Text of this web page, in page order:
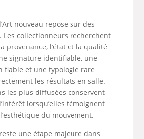
nouveau repose sur des
Les collectionneurs recherchent
provenance, l’état et la qualité
signature identifiable, une
fiable et une typologie rare
les résultats en salle.
les plus diffusées conservent
lorsqu’elles témoignent
du mouvement.
une étape majeure dans